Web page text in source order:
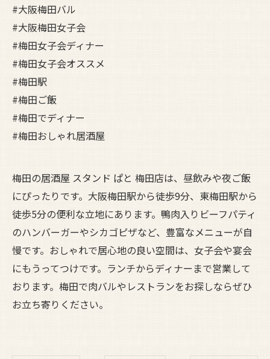
#大阪梅田バル
#大阪梅田女子会
#梅田女子会ディナー
#梅田女子会オススメ
#梅田駅
#梅田ご飯
#梅田でディナー
#梅田おしゃれ居酒屋
梅田の居酒屋 スタンド ぱと 梅田店は、昼飲みや夜ご飯
にぴったりです。大阪梅田駅から徒歩9分、東梅田駅から
徒歩5分の便利な立地にあります。鴨肉入りビーフパティ
のハンバーガーやシカゴピザなど、豊富なメニューが自
慢です。おしゃれで居心地の良い空間は、女子会や宴会
にもうってつけです。ランチからディナーまで営業して
おります。梅田で肉バルやレストランをお探しならぜひ
お立ち寄りください。